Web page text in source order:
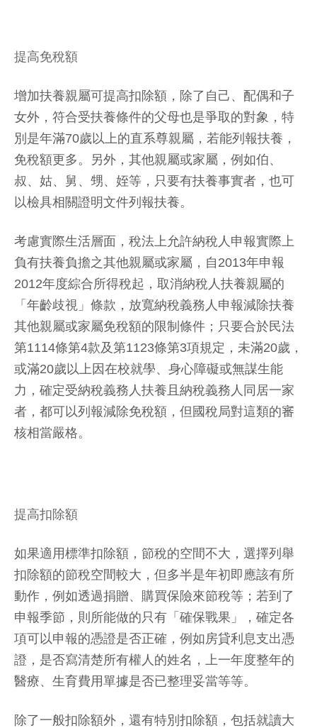
提高免稅額
增加扶養親屬可提高扣除額，除了自己、配偶和子
女外，符合受扶養條件的父母也是爭取的對象，特
別是年滿70歲以上的直系尊親屬，若能列報扶養，
免稅額更多。另外，其他親屬或家屬，例如伯、
叔、姑、舅、甥、姪等，只要有扶養事實者，也可
以檢具相關證明文件列報扶養。
考慮實際生活層面，稅法上允許納稅人申報實際上
負有扶養負擔之其他親屬或家屬，自2013年申報
2012年度綜合所得稅起，取消納稅人扶養親屬的
「年齡歧視」條款，放寬納稅義務人申報減除扶養
其他親屬或家屬免稅額的限制條件；只要合於民法
第1114條第4款及第1123條第3項規定，未滿20歲，
或滿20歲以上因在校就學、身心障礙或無謀生能
力，確定受納稅義務人扶養且納稅義務人同居一家
者，都可以列報減除免稅額，但國稅局對這類的審
核相當嚴格。
提高扣除額
如果適用標準扣除額，節稅的空間不大，選擇列舉
扣除額的節稅空間較大，但多半是年初即應該有所
動作，例如透過捐贈、購買保險來節稅等；若到了
申報季節，則所能做的只有「確保戰果」，確定各
項可以申報的憑證是否正確，例如房貸利息支出憑
證，是否寫清楚所有權人的姓名，上一年度整年的
醫療、生育費用單據是否已整理妥當等等。
除了一般扣除額外，還有特別扣除額，包括就讀大